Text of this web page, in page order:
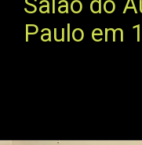
Paulo em